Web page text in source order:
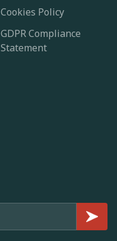
Cookies Policy
GDPR Compliance
Statement